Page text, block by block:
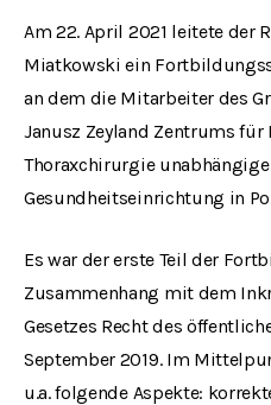
Am 22. April 2021 leitete der
Miatkowski ein
an dem die Mitarbeiter des
Janusz Zeyland Zentrums
Thoraxchirurgie
Gesundheitseinrichtung in
Es war der erste Teil der
Zusammenhang mit dem
Gesetzes Recht des
September 2019. Im
u.a. folgende Aspekte: